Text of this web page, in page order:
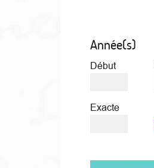
Année(s)
Début
Exacte